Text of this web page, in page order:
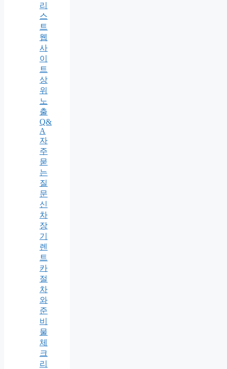
리
스
트
웹
사
이
트
상
위
노
출
Q&
A
자
주
묻
는
질
문
신
차
장
기
렌
트
카
절
차
와
준
비
물
체
크
리